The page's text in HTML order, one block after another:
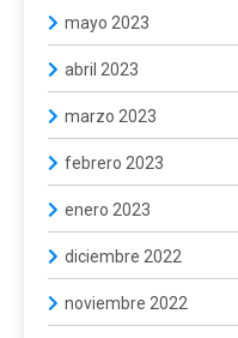
mayo 2023
abril 2023
marzo 2023
febrero 2023
enero 2023
diciembre 2022
noviembre 2022